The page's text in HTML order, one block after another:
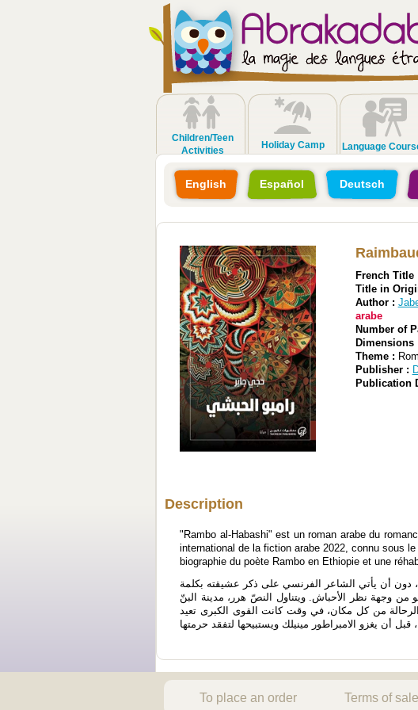
Children/Teen
Activities
Holiday Camp Language
English Español Deutsch
French Title
Title in
Author :
arabe
Number of
Dimensions
Theme :
Publisher :
Publication
Description
"Rambo al-Habashi" est un roman arabe du
international de la fiction arabe 2022, connu sous
biographie du poète Rambo en Ethiopie et une
دون أن يأتي الشاعر الفرنسي على ذكر عشيقته بكلمة
من وجهة نظر الأحباش. ويتناول النصّ هرر، مدينة البنّ
من كل مكان، في وقت كانت القوى الكبرى تعيد
To place an order Terms of sale